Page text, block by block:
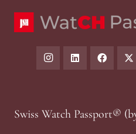
Swiss Watch Passport®